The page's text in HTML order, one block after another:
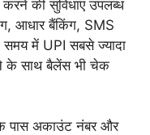
की सुविधाए उपलब्ध
आधार बैंकिंग, SMS
में UPI सबसे ज्यादा
के साथ बैलेंस भी चेक
पास अकाउंट नंबर और